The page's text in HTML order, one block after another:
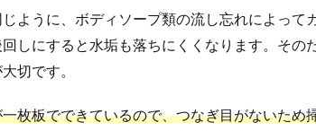
ように、ボディソープ類の流し忘れによって
しにすると水垢も落ちにくくなります。その
切です。
枚板でできているので、つなぎ目がないため